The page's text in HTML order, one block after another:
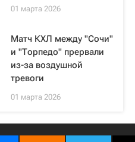
01 марта 2026
Матч КХЛ между "Сочи"
и "Торпедо" прервали
из-за воздушной
тревоги
01 марта 2026